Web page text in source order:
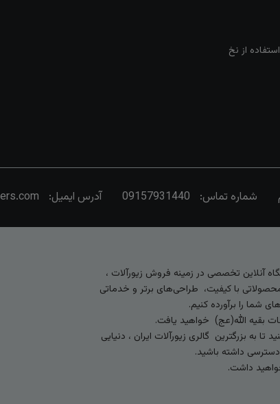
از نخ
شماره تماس: 09157931440 آدرس ایمیل:
آنلاین تخصصی در زمینه فروش زیورآلات ،
با کیفیت، طراحی‌های برتر و خدماتی
شما را برآورده کنیم.
بقیه الله(عج) خواهید یافت.
بزرگترین گالری زیورآلات ایران ، دنیایی
دسترسی داشته باشید.
داشت.